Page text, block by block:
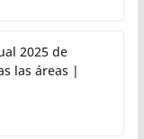
2025 de
las áreas |